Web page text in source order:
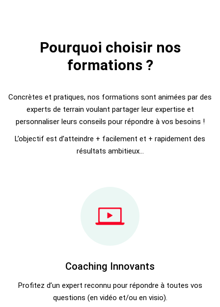
Pourquoi choisir nos
formations ?
Concrètes et pratiques, nos formations sont animées par des
experts de terrain voulant partager leur expertise et
personnaliser leurs conseils pour répondre à vos besoins !
L’objectif est d’atteindre + facilement et + rapidement des
résultats ambitieux…
Coaching Innovants
Profitez d’un expert reconnu pour répondre à toutes vos
questions (en vidéo et/ou en visio).